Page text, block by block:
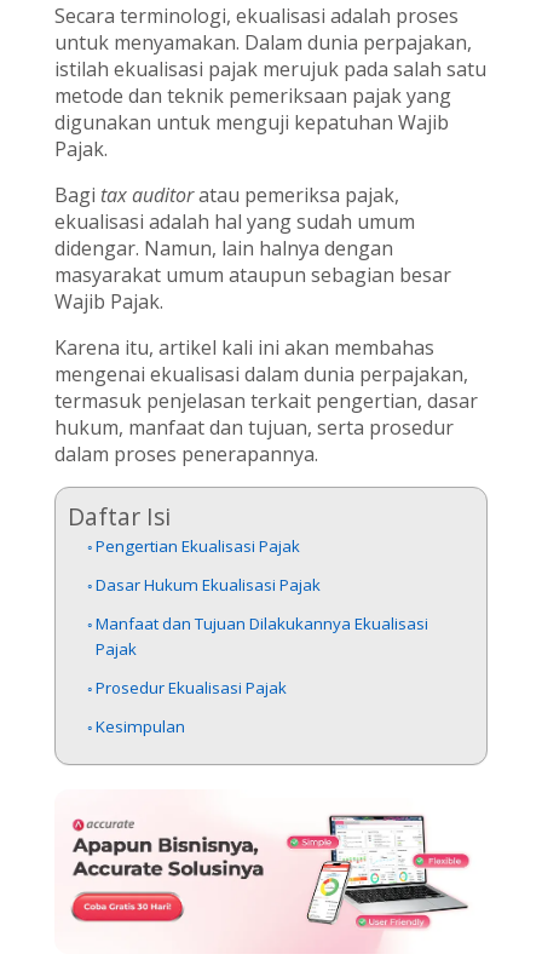
Secara terminologi, ekualisasi adalah proses
untuk menyamakan. Dalam dunia perpajakan,
istilah ekualisasi pajak merujuk pada salah satu
metode dan teknik pemeriksaan pajak yang
digunakan untuk menguji kepatuhan Wajib
Pajak.
Bagi tax auditoratau pemeriksa pajak,
ekualisasi adalah hal yang sudah umum
didengar. Namun, lain halnya dengan
masyarakat umum ataupun sebagian besar
Wajib Pajak.
Karena itu, artikel kali ini akan membahas
mengenai ekualisasi dalam dunia perpajakan,
termasuk penjelasan terkait pengertian, dasar
hukum, manfaat dan tujuan, serta prosedur
dalam proses penerapannya.
Daftar Isi
Pengertian Ekualisasi Pajak
Dasar Hukum Ekualisasi Pajak
Manfaat dan Tujuan Dilakukannya Ekualisasi
Pajak
Prosedur Ekualisasi Pajak
Kesimpulan